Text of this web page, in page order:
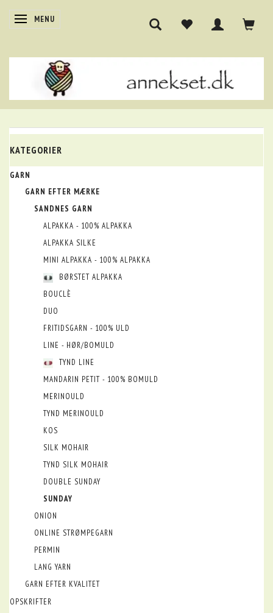
SKIFTE NAVIGATION
MENU
KATEGORIER
GARN
GARN EFTER MÆRKE
SANDNES GARN
ALPAKKA - 100% ALPAKKA
ALPAKKA SILKE
MINI ALPAKKA - 100% ALPAKKA
BØRSTET ALPAKKA
BOUCLÈ
DUO
FRITIDSGARN - 100% ULD
LINE - HØR/BOMULD
TYND LINE
MANDARIN PETIT - 100% BOMULD
MERINOULD
TYND MERINOULD
KOS
SILK MOHAIR
TYND SILK MOHAIR
DOUBLE SUNDAY
SUNDAY
ONION
ONLINE STRØMPEGARN
PERMIN
LANG YARN
GARN EFTER KVALITET
OPSKRIFTER